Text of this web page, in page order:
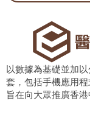
以數據為基礎並加
套，包括手機應用程
旨在向大眾推廣香